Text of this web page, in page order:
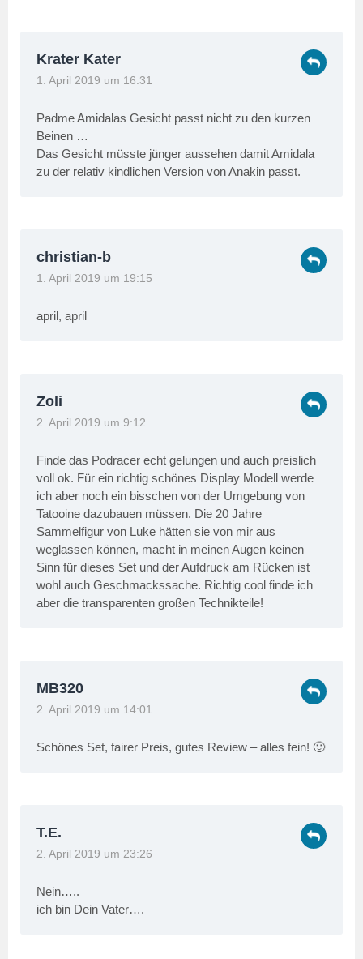
Krater Kater
1. April 2019 um 16:31
Padme Amidalas Gesicht passt nicht zu den kurzen
Beinen …
Das Gesicht müsste jünger aussehen damit Amidala
zu der relativ kindlichen Version von Anakin passt.
christian-b
1. April 2019 um 19:15
april, april
Zoli
2. April 2019 um 9:12
Finde das Podracer echt gelungen und auch preislich
voll ok. Für ein richtig schönes Display Modell werde
ich aber noch ein bisschen von der Umgebung von
Tatooine dazubauen müssen. Die 20 Jahre
Sammelfigur von Luke hätten sie von mir aus
weglassen können, macht in meinen Augen keinen
Sinn für dieses Set und der Aufdruck am Rücken ist
wohl auch Geschmackssache. Richtig cool finde ich
aber die transparenten großen Technikteile!
MB320
2. April 2019 um 14:01
Schönes Set, fairer Preis, gutes Review – alles fein! 🙂
T.E.
2. April 2019 um 23:26
Nein…..
ich bin Dein Vater….